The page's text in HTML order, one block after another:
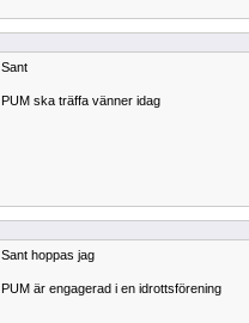
Sant
PUM ska träffa vänner idag
Sant hoppas jag
PUM är engagerad i en idrottsförening